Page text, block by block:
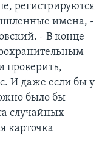
регистрируются
имена, -
- В конце
проверить,
И даже если бы у
было бы
случайных
карточка